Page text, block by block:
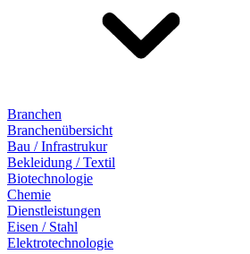
Branchen
Branchenübersicht
Bau / Infrastrukur
Bekleidung / Textil
Biotechnologie
Chemie
Dienstleistungen
Eisen / Stahl
Elektrotechnologie